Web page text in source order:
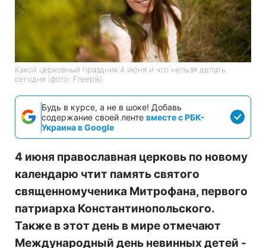
Какой церковный праздник 4 июня и что нельзя делать
сегодня (фото: Freepik)
Будь в курсе, а не в шоке! Добавь
содержание своей ленте вместе с РБК-
Украина в Google
4 июня православная церковь по новому
календарю чтит память святого
священномученика Митрофана, первого
патриарха Константинопольского.
Также в этот день в мире отмечают
Международный день невинных детей -